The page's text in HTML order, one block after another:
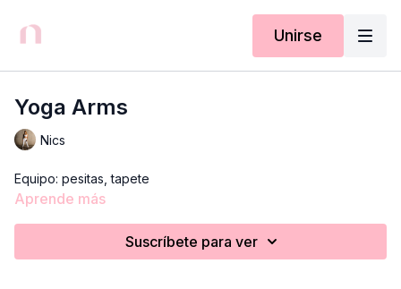
Unirse
Yoga Arms
Nics
Equipo: pesitas, tapete
Aprende más
Suscríbete para ver